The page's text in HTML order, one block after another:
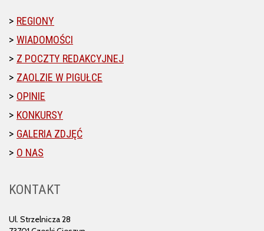
REGIONY
WIADOMOŚCI
Z POCZTY REDAKCYJNEJ
ZAOLZIE W PIGUŁCE
OPINIE
KONKURSY
GALERIA ZDJĘĆ
O NAS
KONTAKT
Ul. Strzelnicza 28